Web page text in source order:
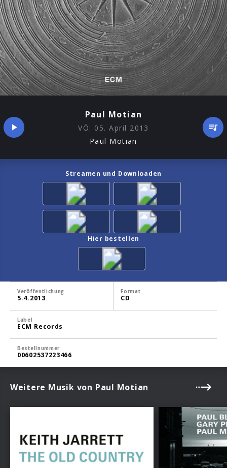
Paul Motian
VÖ: 05. April 2013
Paul Motian
Streamen und Downloaden
Hier bestellen
Veröffentlichung
5.4.2013
Format
CD
Label
ECM Records
Bestellnummer
00602537223466
Weitere Musik von Paul Motian